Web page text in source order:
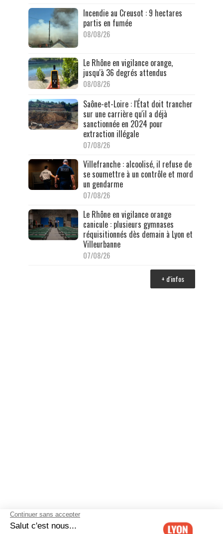
Incendie au Creusot : 9 hectares
partis en fumée
08/08/26
Le Rhône en vigilance orange,
jusqu'à 36 degrés attendus
08/08/26
Saône-et-Loire : l'État doit trancher
sur une carrière qu'il a déjà
sanctionnée en 2024 pour
extraction illégale
07/08/26
Villefranche : alcoolisé, il refuse de
se soumettre à un contrôle et mord
un gendarme
07/08/26
Le Rhône en vigilance orange
canicule : plusieurs gymnases
réquisitionnés dès demain à Lyon et
Villeurbanne
07/08/26
+ d'infos